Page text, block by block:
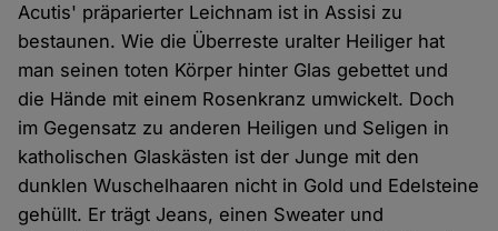
Acutis' präparierter Leichnam ist in Assisi zu
bestaunen. Wie die Überreste uralter Heiliger hat
man seinen toten Körper hinter Glas gebettet und
die Hände mit einem Rosenkranz umwickelt. Doch
im Gegensatz zu anderen Heiligen und Seligen in
katholischen Glaskästen ist der Junge mit den
dunklen Wuschelhaaren nicht in Gold und Edelsteine
gehüllt. Er trägt Jeans, einen Sweater und